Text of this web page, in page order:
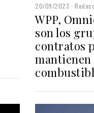
20/09/2023
WPP,
son los
contratos
mantienen